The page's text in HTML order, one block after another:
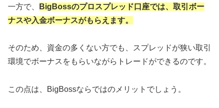
一方で、
BigBossのプロスプレッド口座では、取引ボー
ナスや入金ボーナスがもらえます。
そのため、資金の多くない方でも、スプレッドが狭い取引
環境でボーナスをもらいながらトレードができるのです。
この点は、BigBossならではのメリットでしょう。